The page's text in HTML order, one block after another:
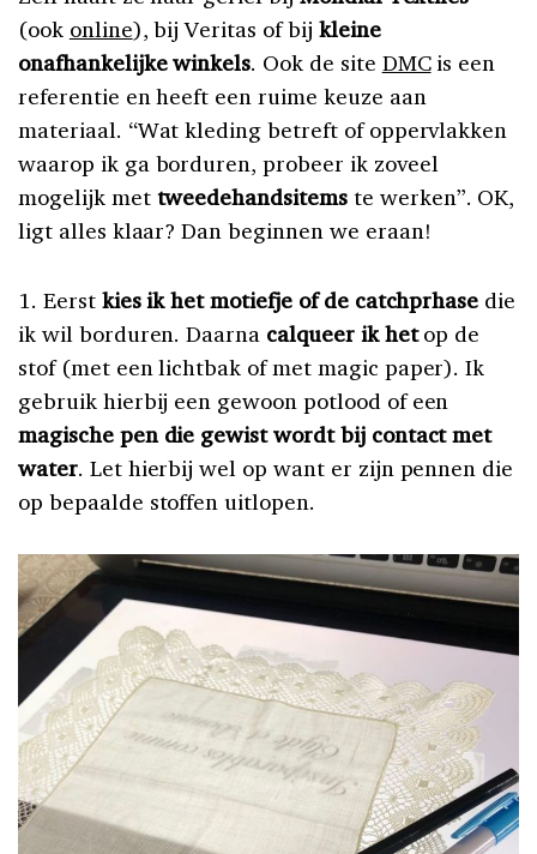
(ook online), bij Veritas of bij kleine
onafhankelijke winkels. Ook de site DMCis een
referentie en heeft een ruime keuze aan
materiaal. “Wat kleding betreft of oppervlakken
waarop ik ga borduren, probeer ik zoveel
mogelijk met tweedehandsitemste werken”. OK,
ligt alles klaar? Dan beginnen we eraan!
1. Eerst kies ik het motiefje of de catchprhase die
ik wil borduren. Daarna calqueer ik hetop de
stof (met een lichtbak of met magic paper). Ik
gebruik hierbij een gewoon potlood of een
magische pen die gewist wordt bij contact met
water. Let hierbij wel op want er zijn pennen die
op bepaalde stoffen uitlopen.